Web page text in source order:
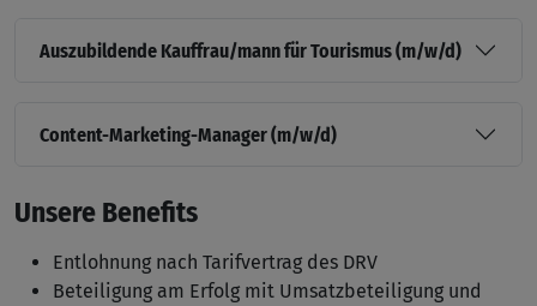
Auszubildende Kauffrau/mann für Tourismus (m/w/d)
Content-Marketing-Manager (m/w/d)
Unsere Benefits
Entlohnung nach Tarifvertrag des DRV
Beteiligung am Erfolg mit Umsatzbeteiligung und